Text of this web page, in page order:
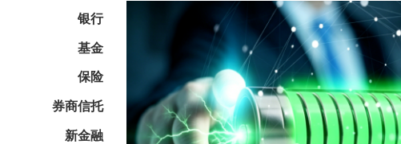
银行
基金
保险
券商信托
新金融